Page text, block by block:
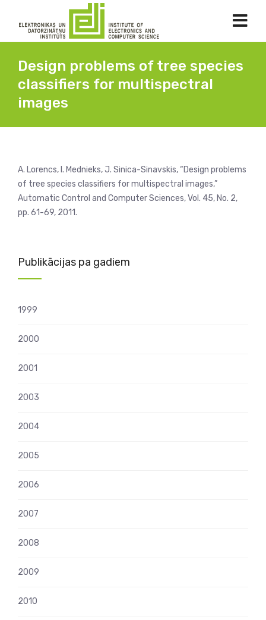
Design problems of tree species
classifiers for multispectral
images
A. Lorencs, I. Mednieks, J. Sinica-Sinavskis, “Design problems
of tree species classifiers for multispectral images,”
Automatic Control and Computer Sciences, Vol. 45, No. 2,
pp. 61-69, 2011.
Publikācijas pa gadiem
1999
2000
2001
2003
2004
2005
2006
2007
2008
2009
2010